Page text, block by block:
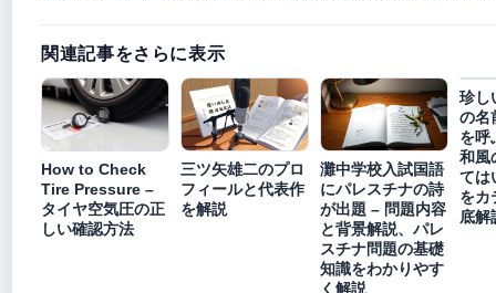
関連記事をさらに表示
How to Check
Tire Pressure –
タイヤ空気圧の正
しい確認方法
三ツ矢雄二のプロ
フィールと代表作
を解説
灘中学校入試国語
にパレスチナの詩
が出題 – 問題内容
と背景解説、パレ
スチナ問題の基礎
知識をわかりやす
く解説
珍し
の名
を呼
和風
ては
をカ
底解